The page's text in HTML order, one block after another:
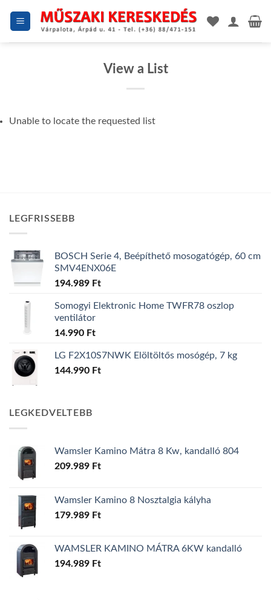
View a List
Unable to locate the requested list
LEGFRISSEBB
BOSCH Serie 4, Beépíthető mosogatógép, 60 cm
SMV4ENX06E
194.989 Ft
Somogyi Elektronic Home TWFR78 oszlop
ventilátor
14.990 Ft
LG F2X10S7NWK Elöltöltős mosógép, 7 kg
144.990 Ft
LEGKEDVELTEBB
Wamsler Kamino Mátra 8 Kw, kandalló 804
209.989 Ft
Wamsler Kamino 8 Nosztalgia kályha
179.989 Ft
WAMSLER KAMINO MÁTRA 6KW kandalló
194.989 Ft